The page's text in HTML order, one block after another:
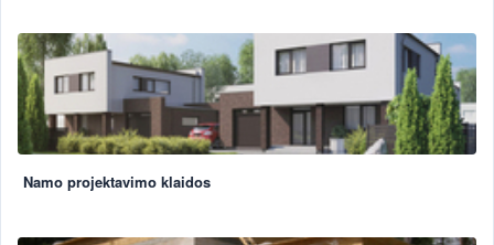
Namo projektavimo klaidos